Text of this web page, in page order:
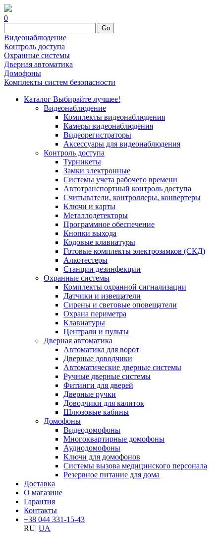
0
Go
Видеонаблюдение
Контроль доступа
Охранные системы
Дверная автоматика
Домофоны
Комплекты систем безопасности
Каталог Выбирайте лучшее!
Видеонаблюдение
Комплекты видеонаблюдения
Камеры видеонаблюдения
Видеорегистраторы
Аксессуары для видеонаблюдения
Контроль доступа
Турникеты
Замки электронные
Системы учета рабочего времени
Автотранспортный контроль доступа
Считыватели, контроллеры, конвертеры
Ключи и карты
Металлодетекторы
Программное обеспечение
Кнопки выхода
Кодовые клавиатуры
Готовые комплекты электрозамков (СКД)
Алкотестеры
Станции дезинфекции
Охранные системы
Комплекты охранной сигнализации
Датчики и извещатели
Сирены и световые оповещатели
Охрана периметра
Клавиатуры
Централи и пульты
Дверная автоматика
Автоматика для ворот
Дверные доводчики
Автоматические дверные системы
Ручные дверные системы
Фитинги для дверей
Дверные ручки
Доводчики для калиток
Шлюзовые кабины
Домофоны
Видеодомофоны
Многоквартирные домофоны
Аудиодомофоны
Ключи для домофонов
Системы вызова медицинского персонала
Резервное питание для дома
Доставка
О магазине
Гарантия
Контакты
+38 044 331-15-43
RU| UA